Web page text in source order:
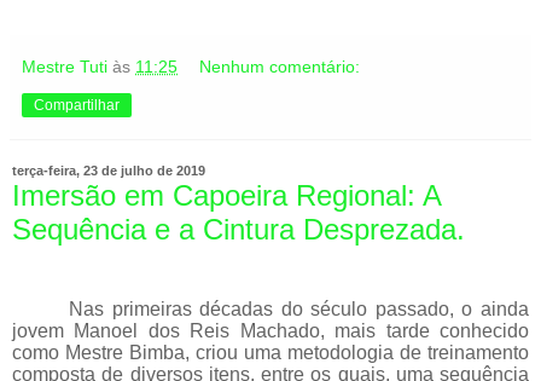
Mestre Tuti às 11:25 Nenhum comentário:
Compartilhar
terça-feira, 23 de julho de 2019
Imersão em Capoeira Regional: A
Sequência e a Cintura Desprezada.
Nas primeiras décadas do século passado, o ainda
jovem Manoel dos Reis Machado, mais tarde conhecido
como Mestre Bimba, criou uma metodologia de treinamento
composta de diversos itens, entre os quais, uma sequência